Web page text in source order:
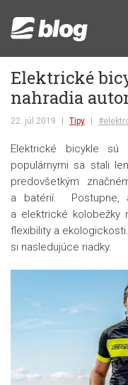
Elektrické
nahradia
22. júl 2019 Tipy
Elektrické bicykle
populárnymi sa stali
predovšetkým
a batérií. Postupne,
a elektrické
flexibility a
si nasledujúce riadky.